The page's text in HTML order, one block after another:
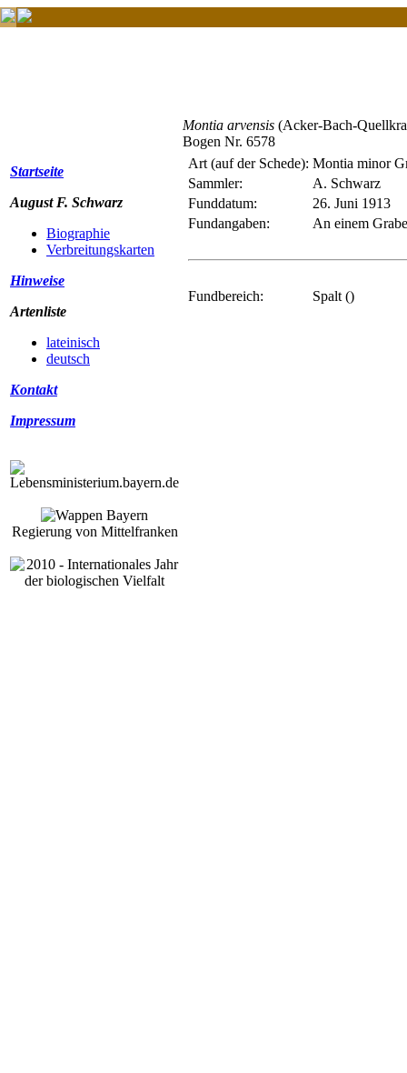
Startseite
August F. Schwarz
Biographie
Verbreitungskarten
Hinweise
Artenliste
lateinisch
deutsch
Kontakt
Impressum
Regierung von Mittelfranken
Montia arvensis (Acker-Bach-
Bogen Nr. 6578
Art (auf der Schede): Montia minor
Sammler:
A. Schwarz
Funddatum:
26. Juni 1913
Fundangaben:
An einem
Fundbereich: Spalt ()